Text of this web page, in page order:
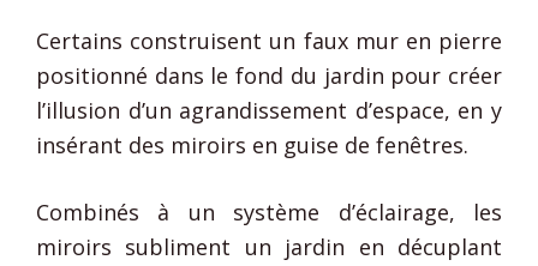
Certains construisent un faux mur en pierre
positionné dans le fond du jardin pour créer
l’illusion d’un agrandissement d’espace, en y
insérant des miroirs en guise de fenêtres.
Combinés à un système d’éclairage, les
miroirs subliment un jardin en décuplant